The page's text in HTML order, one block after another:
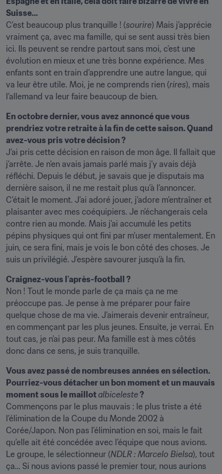
Suisse…
C’est beaucoup plus tranquille ! (sourire) Mais j’apprécie
vraiment ça, avec ma famille, qui se sent aussi très bien
ici. Ils peuvent se rendre partout sans moi, c’est une
évolution en mieux et une très bonne expérience. Mes
enfants sont en train d’apprendre une autre langue, qui
va leur être utile. Moi, je ne comprends rien (rires), mais
l’allemand va leur faire beaucoup de bien.
En octobre dernier, vous avez annoncé que vous
prendriez votre retraite à la fin de cette saison. Quand
avez-vous pris votre décision ?
J’ai pris cette décision en raison de mon âge. Il fallait que
j’arrête. Je n’en avais jamais parlé mais j’y avais déjà
réfléchi. Depuis le début, je savais que je disputais ma
dernière saison, il ne me restait plus qu’à l’annoncer.
C’était le moment. J’ai adoré jouer, j’adore m’entraîner et
plaisanter avec mes coéquipiers. Je n’échangerais cela
contre rien au monde. Mais j’ai accumulé les petits
pépins physiques qui ont fini par m’user mentalement. En
juin, ce sera fini, mais je vois le bon côté des choses. Je
suis un privilégié. J’espère savourer jusqu’à la fin.
Craignez-vous l’après-football ?
Non ! Tout le monde parle de ça mais ça ne me
préoccupe pas. Je pense à me préparer pour faire
quelque chose de ma vie. J’aimerais devenir entraîneur,
en commençant par les plus jeunes. Ensuite, je verrai. En
tout cas, je n’ai pas peur. Ma famille est à mes côtés
donc dans ce sens, je suis tranquille.
Vous avez passé de nombreuses années en sélection.
Pourriez-vous détacher un bon moment et un mauvais
moment sous le maillot albiceleste ?
Commençons par le plus mauvais : le plus triste a été
l’élimination de la Coupe du Monde 2002 à
Corée/Japon. Non pas l’élimination en soi, mais le fait
qu’elle ait été concédée avec l’équipe que nous avions.
Le groupe, le sélectionneur (NDLR : Marcelo Bielsa), tout
ça… Si nous avions passé le premier tour, nous aurions